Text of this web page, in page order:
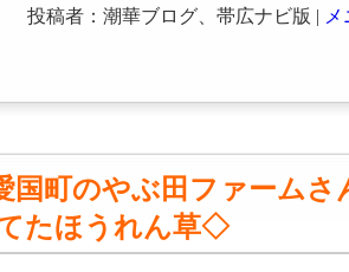
投稿者：潮華ブログ、帯広ナビ版 |
町のやぶ田ファームさ
たほうれん草◇